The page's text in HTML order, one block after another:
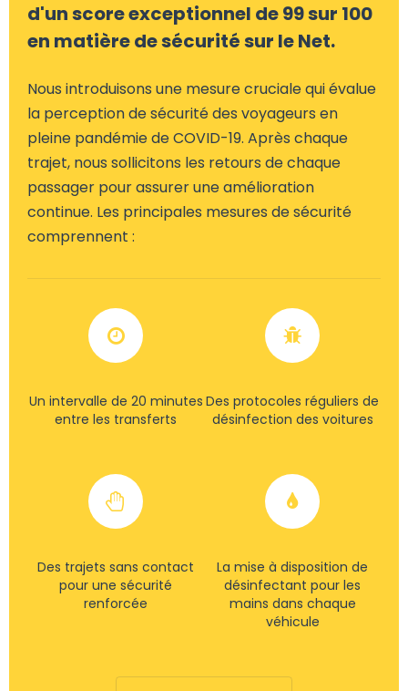
d'un score exceptionnel de 99 sur 100
en matière de sécurité sur le Net.
Nous introduisons une mesure cruciale qui évalue
la perception de sécurité des voyageurs en
pleine pandémie de COVID-19. Après chaque
trajet, nous sollicitons les retours de chaque
passager pour assurer une amélioration
continue. Les principales mesures de sécurité
comprennent :
Un intervalle de 20 minutes
entre les transferts
Des protocoles réguliers de
désinfection des voitures
Des trajets sans contact
pour une sécurité
renforcée
La mise à disposition de
désinfectant pour les
mains dans chaque
véhicule